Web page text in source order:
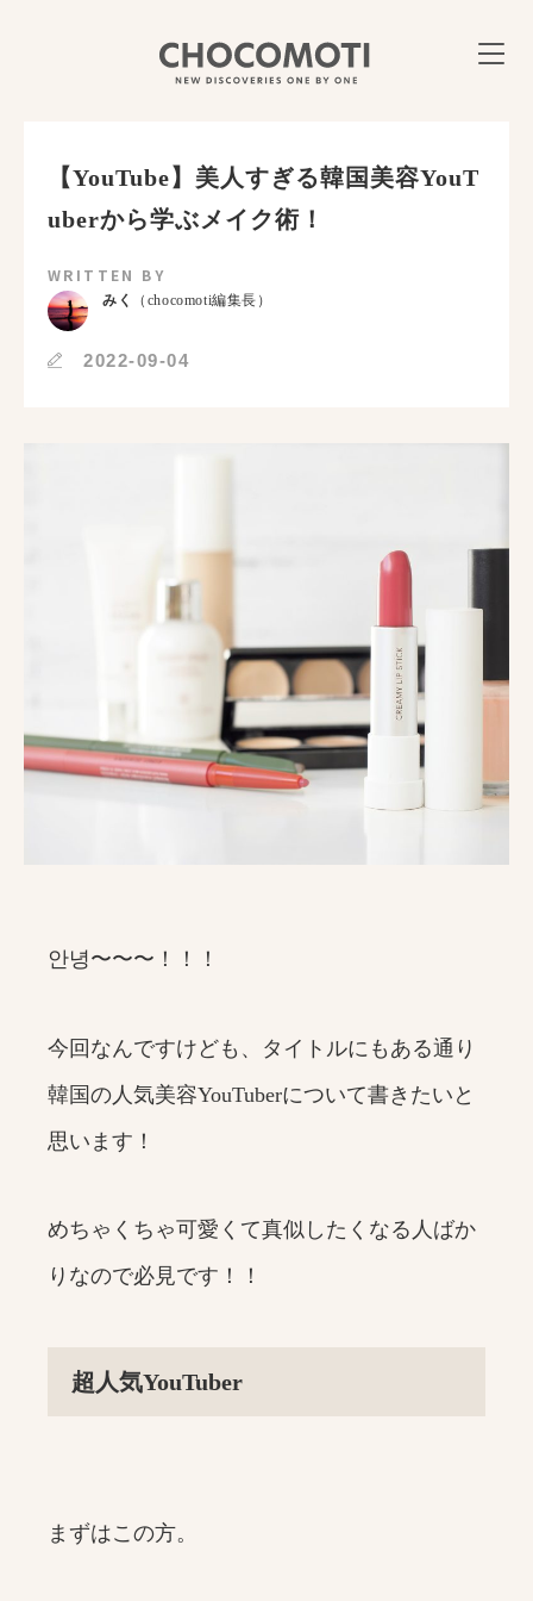
【YouTube】美人すぎる韓国美容YouT
uberから学ぶメイク術！
WRITTEN BY
みく （chocomoti編集長）
2022-09-04
안녕〜〜〜！！！
今回なんですけども、タイトルにもある通り
韓国の人気美容YouTuberについて書きたいと
思います！
めちゃくちゃ可愛くて真似したくなる人ばか
りなので必見です！！
超人気YouTuber
まずはこの方。